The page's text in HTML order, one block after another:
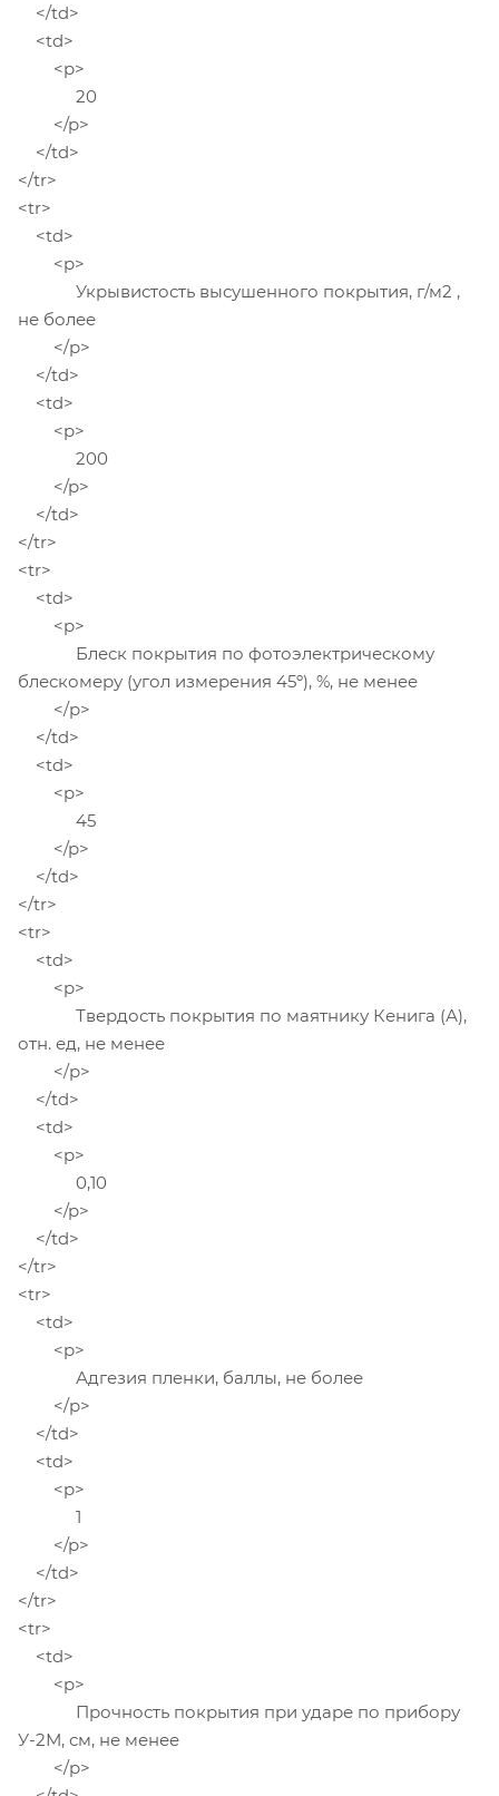
</td>
<td>
<p>
20
</p>
</td>
</tr>
<tr>
<td>
<p>
Укрывистость высушенного покрытия, г/м2 ,
не более
</p>
</td>
<td>
<p>
200
</p>
</td>
</tr>
<tr>
<td>
<p>
Блеск покрытия по фотоэлектрическому
блескомеру (угол измерения 45º), %, не менее
</p>
</td>
<td>
<p>
45
</p>
</td>
</tr>
<tr>
<td>
<p>
Твердость покрытия по маятнику Кенига (А),
отн. ед, не менее
</p>
</td>
<td>
<p>
0,10
</p>
</td>
</tr>
<tr>
<td>
<p>
Адгезия пленки, баллы, не более
</p>
</td>
<td>
<p>
1
</p>
</td>
</tr>
<tr>
<td>
<p>
Прочность покрытия при ударе по прибору
У-2М, см, не менее
</p>